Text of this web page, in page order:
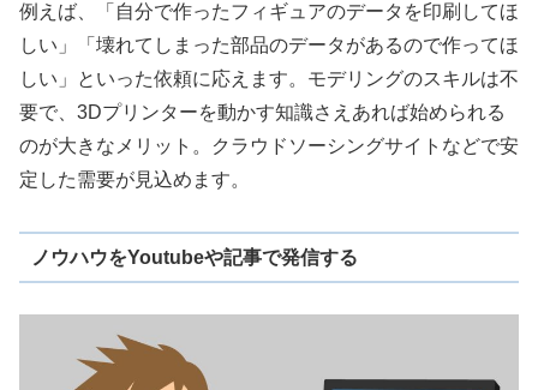
例えば、「自分で作ったフィギュアのデータを印刷してほ
しい」「壊れてしまった部品のデータがあるので作ってほ
しい」といった依頼に応えます。モデリングのスキルは不
要で、3Dプリンターを動かす知識さえあれば始められる
のが大きなメリット。クラウドソーシングサイトなどで安
定した需要が見込めます。
ノウハウをYoutubeや記事で発信する